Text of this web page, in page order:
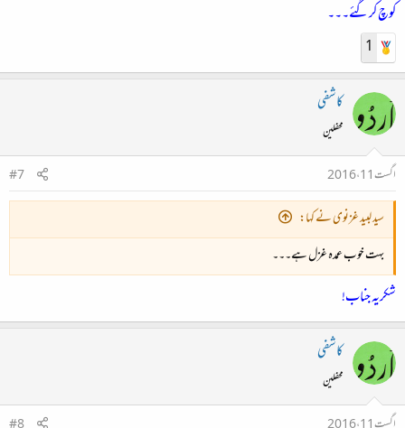
کوچ کرگئے۔۔۔
1
کاشفی
محفلین
اگست 11، 2016
#7
سید لبید غزنوی نے کہا:
بہت خوب عمدہ غزل ہے۔۔۔
شکریہ جناب!
کاشفی
محفلین